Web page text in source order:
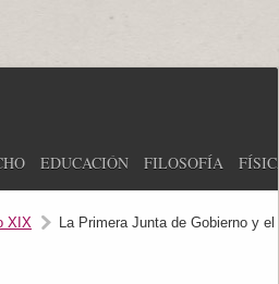
EDUCACIÓN FILOSOFÍA
XIX
La Primera Junta de Gobierno y el